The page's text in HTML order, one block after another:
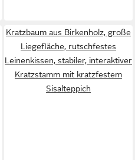
Kratzbaum aus Birkenholz, große
Liegefläche, rutschfestes
Leinenkissen, stabiler, interaktiver
Kratzstamm mit kratzfestem
Sisalteppich